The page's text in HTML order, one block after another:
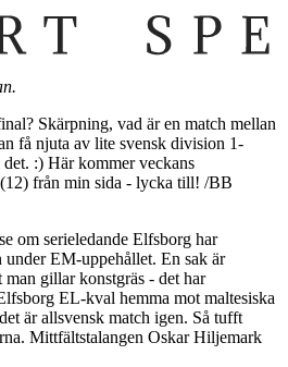
Skärpning, vad är en match mellan
få njuta av lite svensk division 1-
:) Här kommer veckans
från min sida - lycka till! /BB
om serieledande Elfsborg har
EM-uppehållet. En sak är
gillar konstgräs - det har
EL-kval hemma mot maltesiska
är allsvensk match igen. Så tufft
Mittfältstalangen Oskar Hiljemark